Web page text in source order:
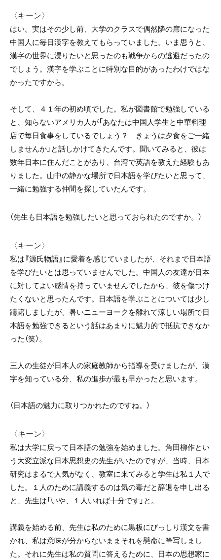
〈キーン〉
はい。実はその少し前、大学のクラスで偶然隣の席になった
中国人に毎日漢字を教えてもらっていました。いま思うと、
漢字の世界に浸りたいと思ったのも戦争からの逃避だったの
でしょう。漢字を学ぶことに特別な目的があったわけではな
かったですから。
そして、４１年の初め頃でした。私が図書館で勉強している
と、知らないアメリカ人が「あなたは中国人学生と中華料理
店で毎日食事をしているでしょう？ きょうは夕食をご一緒
しませんか」と話しかけてきたんです。聞いてみると、彼は
数年日本に住んだことがあり、台湾で英語を教えた経験もあ
りました。山中の静かな場所で日本語を学びたいと思って、
一緒に勉強する仲間を探していたんです。
（先生も日本語を勉強したいと思っておられたのですか。）
〈キーン〉
私は『源氏物語』に愛着を感じていましたが、それまで日本語
を学びたいとは思っていませんでした。中国人の友達が日本
に対してよい感情を持っていませんでしたから、彼を傷つけ
たくないと思ったんです。日本語を学ぶことについては少し
躊躇しましたが、暑いニューヨークを離れて涼しい場所で日
本語を勉強できるという話はあまりに魅力的で抵抗できなか
った（笑）。
三人の生徒が日本人の家庭教師から指導を受けましたが、漢
字を知っている分、私の進歩が最も早かったと思います。
（日本語の魅力に取りつかれたのですね。）
〈キーン〉
私は大学に戻って日本語の勉強を始めました。角田柳作とい
う大変立派な日本思想史の先生がいたのですが、当時、日本
研究はまるで人気がなく、教室に来てみると学生は私１人で
した。１人のために講義するのは気の毒だと辞退を申し出る
と、先生は「いや、１人いれば十分です」と。
講義を始める前、先生は私のために黒板にびっしり漢文を書
かれ、私は意味が分からないままそれを懸命に筆写しまし
た。それに先生は私の質問に答えるために、日本の思想家に